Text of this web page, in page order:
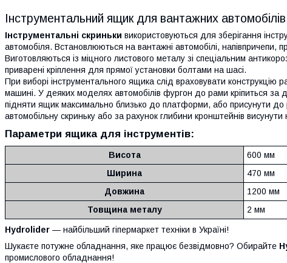
Інструментальний ящик для вантажних автомобілів
Інструментальні скриньки використовуються для зберігання
автомобіля. Встановлюються на вантажні автомобілі, напівпричепи,
Виготовляються із міцного листового металу зі спеціальним
приварені кріплення для прямої установки болтами на шасі.
При виборі інструментального ящика слід враховувати конструкцію
машині. У деяких моделях автомобілів фургон до рами кріпиться за
підняти ящик максимально близько до платформи, або присунути до
автомобільну скриньку або за рахунок глибини кронштейнів висунути
Параметри ящика для інструментів:
Висота
600 мм
Ширина
470 мм
Довжина
1200 мм
Товщина металу
2 мм
Hydrolider — найбільший гіпермаркет техніки в Україні!
Шукаєте потужне обладнання, яке працює безвідмовно? Обирайте
промислового обладнання!